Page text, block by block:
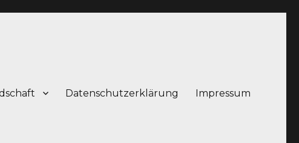
Datenschutzerklärung Impressum